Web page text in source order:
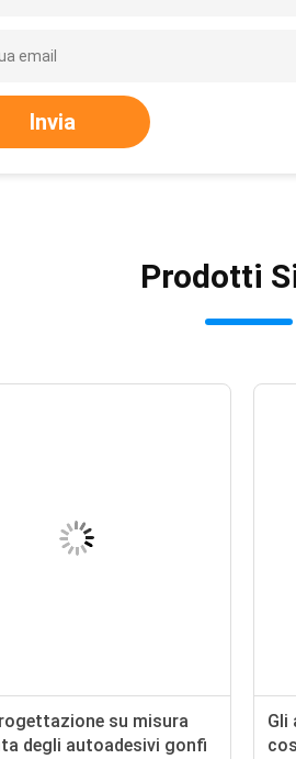
Invia
Prodotti
su misura
degli autoadesivi gonfi
Gli